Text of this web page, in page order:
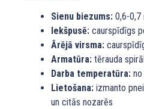
Sienu biezums: 0,6-0,7
Iekšpusē: caurspīdīgs
Ārējā virsma:
Armatūra: tērauda
Darba temperatūra:
Lietošana: izmanto
un citās nozarēs